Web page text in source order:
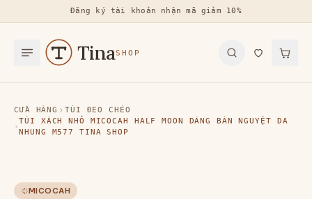
Đăng ký tài khoản nhận mã giảm 10%
TinaSHOP
CỬA HÀNG
TÚI ĐEO CHÉO
TÚI XÁCH NHỎ MICOCAH HALF MOON DÁNG BÁN NGUYỆT DA
NHUNG M577 TINA SHOP
MICOCAH